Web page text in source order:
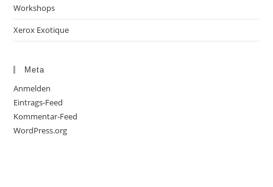
Workshops
Xerox Exotique
Meta
Anmelden
Eintrags-Feed
Kommentar-Feed
WordPress.org